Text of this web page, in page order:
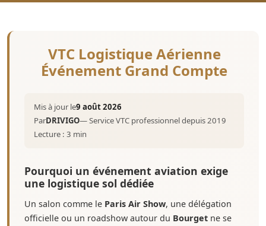
VTC Logistique Aérienne
Événement Grand Compte
Mis à jour le9 août 2026
ParDRIVIGO— Service VTC professionnel depuis 2019
Lecture : 3 min
Pourquoi un événement aviation exige
une logistique sol dédiée
Un salon comme le Paris Air Show, une délégation
officielle ou un roadshow autour du Bourget ne se